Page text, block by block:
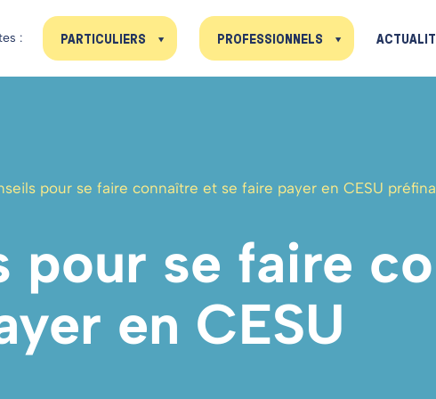
: PARTICULIERS PROFESSIONNELS
pour se faire connaître et se faire payer en CESU
pour se faire
en CESU